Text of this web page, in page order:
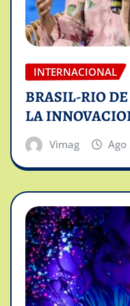
INTERNACIONAL
BRASIL-RIO
LA
Vimag Ago